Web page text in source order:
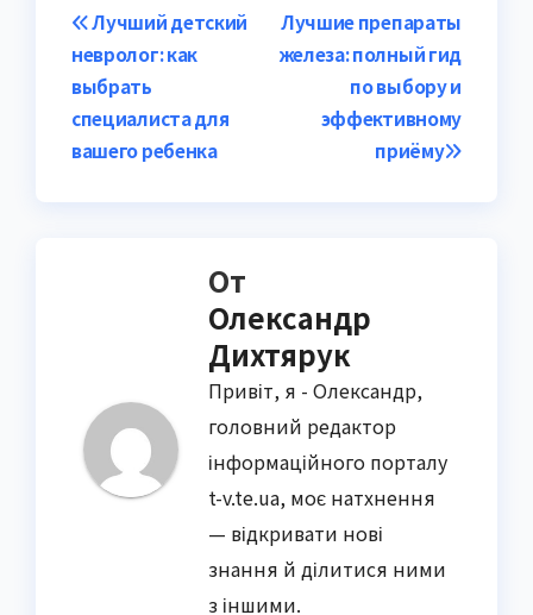
Навигация
по
записям
Лучшие препараты
железа: полный гид
по выбору и
эффективному
приёму
Лучший детский
невролог: как
выбрать
специалиста для
вашего ребенка
От
Олександр
Дихтярук
Привіт, я - Олександр,
головний редактор
інформаційного порталу
t-v.te.ua, моє натхнення
— відкривати нові
знання й ділитися ними
з іншими.